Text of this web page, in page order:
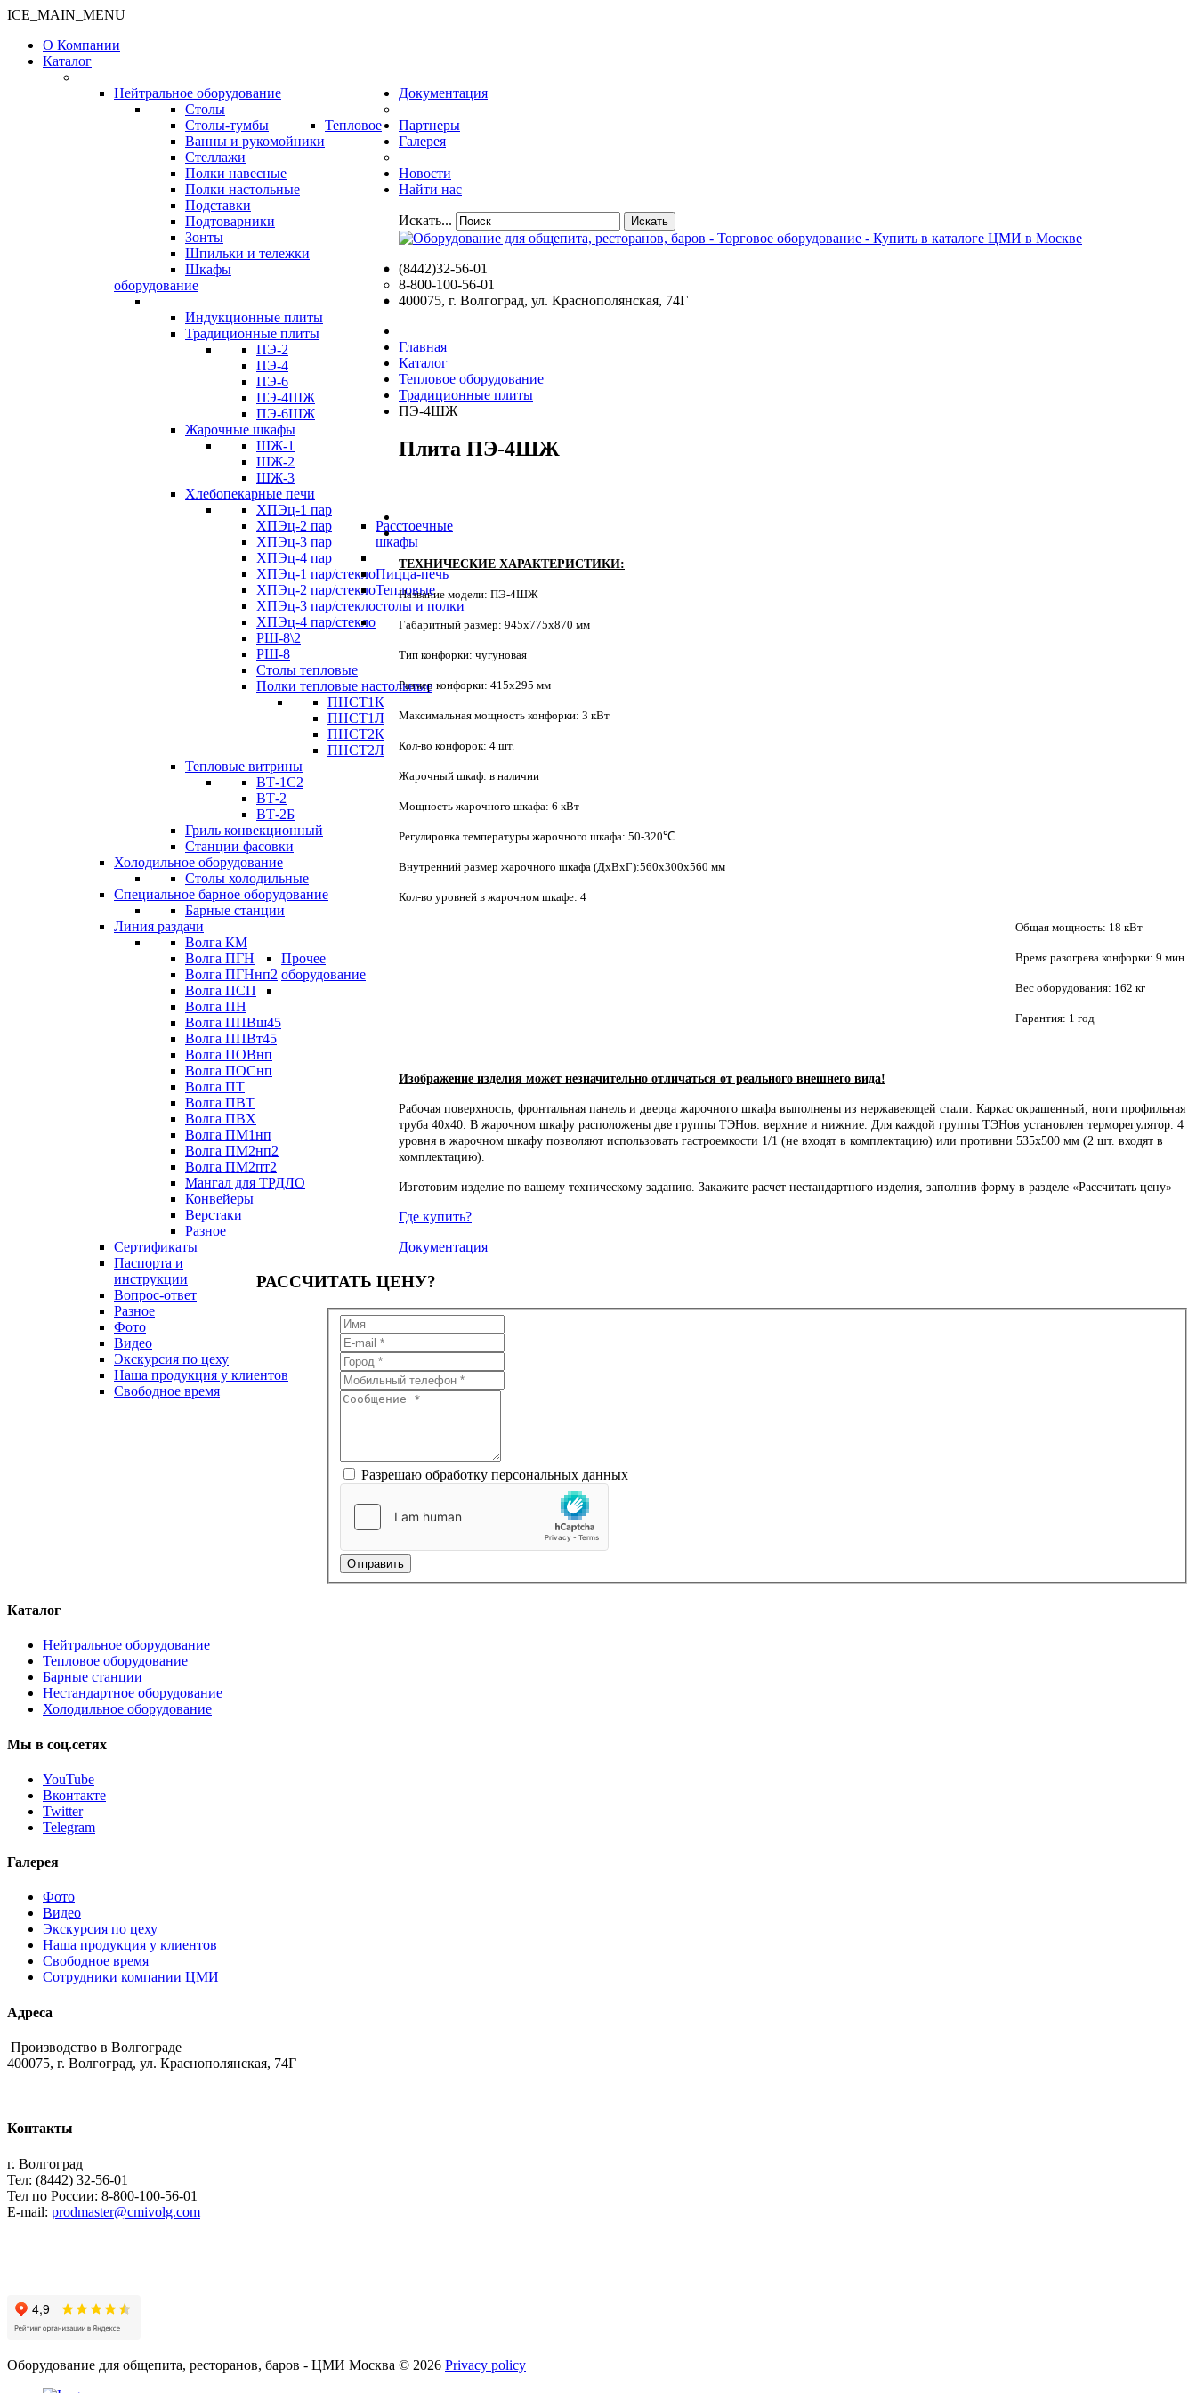
ICE_MAIN_MENU
О Компании
Каталог
Нейтральное оборудование
Столы
Столы-тумбы
Ванны и рукомойники
Стеллажи
Полки навесные
Полки настольные
Подставки
Подтоварники
Зонты
Шпильки и тележки
Шкафы
Тепловое
оборудование
Индукционные плиты
Традиционные плиты
ПЭ-2
ПЭ-4
ПЭ-6
ПЭ-4ШЖ
ПЭ-6ШЖ
Жарочные шкафы
ШЖ-1
ШЖ-2
ШЖ-3
Хлебопекарные печи
ХПЭц-1 пар
ХПЭц-2 пар
ХПЭц-3 пар
ХПЭц-4 пар
ХПЭц-1 пар/стекло
ХПЭц-2 пар/стекло
ХПЭц-3 пар/стекло
ХПЭц-4 пар/стекло
Расстоечные
шкафы
РШ-8\2
РШ-8
Пицца-печь
Тепловые
столы и полки
Столы тепловые
Полки тепловые настольные
ПНСТ1К
ПНСТ1Л
ПНСТ2К
ПНСТ2Л
Тепловые витрины
ВТ-1С2
ВТ-2
ВТ-2Б
Гриль конвекционный
Станции фасовки
Холодильное оборудование
Столы холодильные
Специальное барное оборудование
Барные станции
Линия раздачи
Волга КМ
Волга ПГН
Волга ПГНнп2
Волга ПСП
Волга ПН
Волга ППВш45
Волга ППВт45
Волга ПОВнп
Волга ПОСнп
Волга ПТ
Волга ПВТ
Волга ПВХ
Волга ПМ1нп
Волга ПМ2нп2
Волга ПМ2пт2
Прочее
оборудование
Мангал для ТРДЛО
Конвейеры
Верстаки
Разное
Документация
Сертификаты
Паспорта и
инструкции
Вопрос-ответ
Разное
Партнеры
Галерея
Фото
Видео
Экскурсия по цеху
Наша продукция у клиентов
Свободное время
Новости
Найти нас
Искать... Искать
(8442)32-56-01
8-800-100-56-01
400075, г. Волгоград, ул. Краснополянская, 74Г
Главная
Каталог
Тепловое оборудование
Традиционные плиты
ПЭ-4ШЖ
Плита ПЭ-4ШЖ
ТЕХНИЧЕСКИЕ ХАРАКТЕРИСТИКИ:
Название модели: ПЭ-4ШЖ
Габаритный размер: 945х775х870 мм
Тип конфорки: чугуновая
Размер конфорки: 415х295 мм
Максимальная мощность конфорки: 3 кВт
Кол-во конфорок: 4 шт.
Жарочный шкаф: в наличии
Мощность жарочного шкафа: 6 кВт
Регулировка температуры жарочного шкафа: 50-320℃
Внутренний размер жарочного шкафа (ДхВхГ):560х300х560 мм
Кол-во уровней в жарочном шкафе: 4
Общая мощность: 18 кВт
Время разогрева конфорки: 9 мин
Вес оборудования: 162 кг
Гарантия: 1 год
Изображение изделия может незначительно отличаться от реального внешнего вида!
Рабочая поверхность, фронтальная панель и дверца жарочного шкафа выполнены из нержавеющей стали. Каркас окрашенный, ноги профильная
труба 40х40. В жарочном шкафу расположены две группы ТЭНов: верхние и нижние. Для каждой группы ТЭНов установлен терморегулятор. 4
уровня в жарочном шкафу позволяют использовать гастроемкости 1/1 (не входят в комплектацию) или противни 535х500 мм (2 шт. входят в
комплектацию).
Изготовим изделие по вашему техническому заданию. Закажите расчет нестандартного изделия, заполнив форму в разделе «Рассчитать цену»
Где купить?
Документация
РАССЧИТАТЬ ЦЕНУ?
Разрешаю обработку персональных данных
Отправить
Каталог
Нейтральное оборудование
Тепловое оборудование
Барные станции
Нестандартное оборудование
Холодильное оборудование
Мы в соц.сетях
YouTube
Вконтакте
Twitter
Telegram
Галерея
Фото
Видео
Экскурсия по цеху
Наша продукция у клиентов
Свободное время
Сотрудники компании ЦМИ
Адреса
Производство в Волгограде
400075, г. Волгоград, ул. Краснополянская, 74Г
Контакты
г. Волгоград
Тел: (8442) 32-56-01
Тел по России: 8-800-100-56-01
E-mail: prodmaster@cmivolg.com
Оборудование для общепита, ресторанов, баров - ЦМИ Москва © 2026 Privacy policy